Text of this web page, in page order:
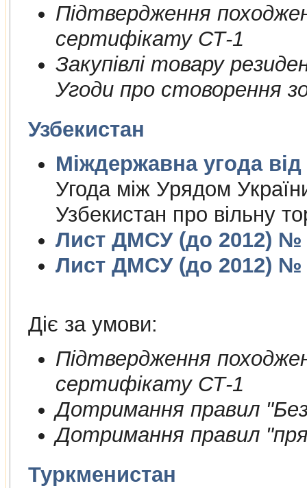
Пiдтвердження
сертифiкату СТ-1
Закупiвлi товару
Угоди про стоворення
Узбекистан
Угода між Урядом
Узбекистан про вільну
Лист ДМСУ (до 2012) №
Лист ДМСУ (до 2012) №
Діє за умови:
Пiдтвердження
сертифiкату СТ-1
Дотримання правил
Дотримання правил
Туркменистан